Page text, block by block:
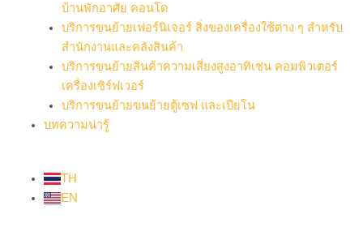
บ้านพักอาศัย คอนโด
บริการขนย้ายเฟอร์นิเจอร์ สิ่งของเครื่องใช้ต่าง ๆ สำหรับ
สำนักงานและคลังสินค้า
บริการขนย้ายสินค้าความเสี่ยงสูงอาทิเช่น คอมพิวเตอร์
เครื่องเซิร์ฟเวอร์
บริการขนย้ายขนย้ายตู้เซฟ และเปียโน
บทความน่ารู้
TH
EN